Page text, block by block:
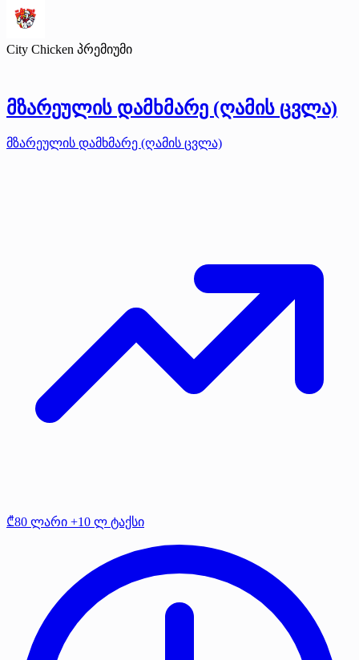
City Chicken პრემიუმი
მზარეულის დამხმარე (ღამის ცვლა)
მზარეულის დამხმარე (ღამის ცვლა)
₾80 ლარი +10 ლ ტაქსი